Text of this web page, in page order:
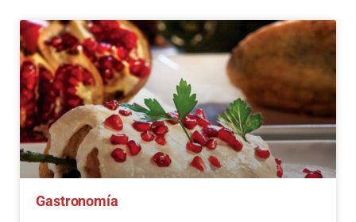
...Leer más
Gastronomía